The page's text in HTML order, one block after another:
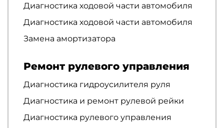
Диагностика ходовой части автомобиля
Диагностика ходовой части автомобиля
Замена амортизатора
Ремонт рулевого управления
Диагностика гидроусилителя руля
Диагностика и ремонт рулевой рейки
Диагностика рулевого управления